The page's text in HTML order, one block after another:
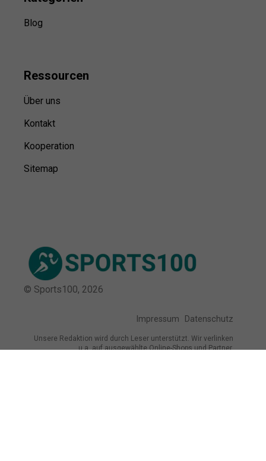
Blog
Ressourcen
Über uns
Kontakt
Kooperation
Sitemap
© Sports100, 2026
Impressum Datenschutz
Unsere Redaktion wird durch Leser unterstützt. Wir verlinken
u.a. auf ausgewählte Online-Shops und Partner,